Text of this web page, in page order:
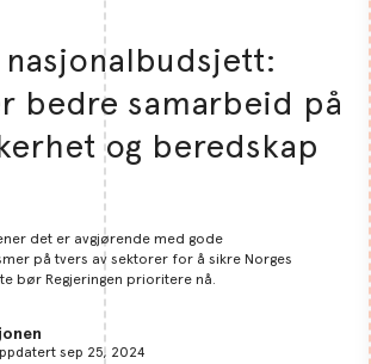
bedre samarbeid på
og beredskap
det er avgjørende med gode
på tvers av sektorer for å sikre Norges
bør Regjeringen prioritere nå.
sep 25, 2024